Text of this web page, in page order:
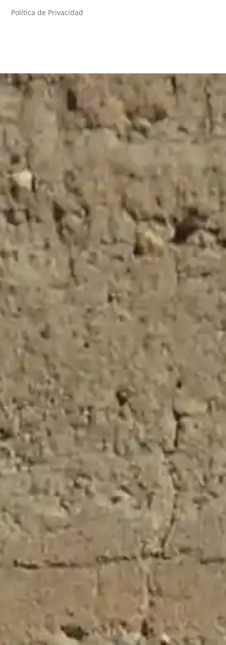
Política de Privacidad
Por favor, los campos del formulario marcados
con asterisco * son obligatorios.
Acepto la totalidad
de condiciones del
Aviso Legal
de Privacidad
recepción de
comunicaciones,
promociones, ofertas
y comunicaciones
comerciales.
El Cubillo de Uceda
Dirección:Plaza Mayor Nº1
Código Postal:
El Cubillo de Uceda, 19186
Horario:
www.elcubillodeuceda.com